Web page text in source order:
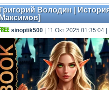
Григорий Володин |
Максимов]
sinoptik500 | 11 Окт 2025 01:35:04